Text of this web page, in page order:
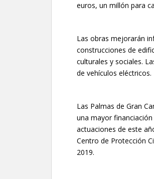
euros, un millón para
Las obras mejorarán
construcciones de
culturales y sociales.
de vehículos eléctricos.
Las Palmas de Gran
una mayor
actuaciones de este
Centro de Protección
2019.